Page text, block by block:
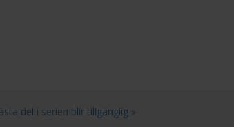
del i serien blir tillgänglig »